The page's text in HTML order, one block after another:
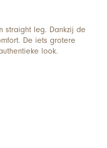
straight leg. Dankzij de
De iets grotere
look.